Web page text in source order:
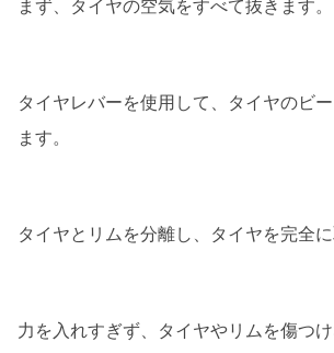
まず、タイヤの空気をすべて抜きます。
タイヤレバーを使用して、タイヤのビ
ます。
タイヤとリムを分離し、タイヤを完全に
力を入れすぎず、タイヤやリムを傷つ